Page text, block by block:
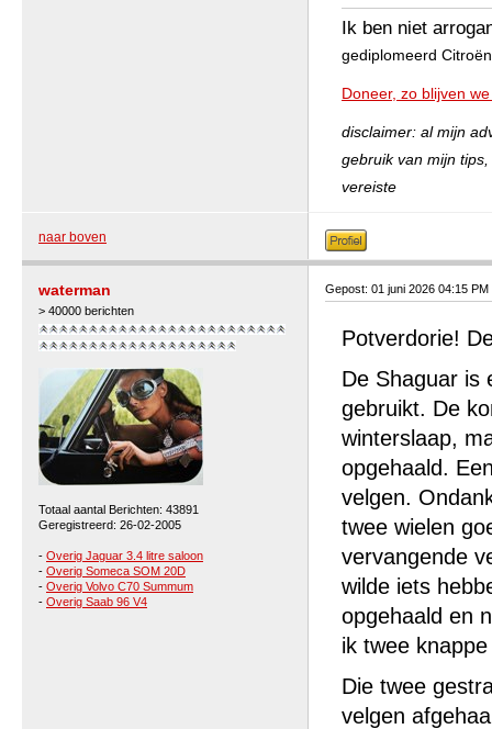
Ik ben niet
gediplomeerd
Doneer, zo blijven
disclaimer: al mijn
gebruik van mijn
vereiste
naar boven
waterman
> 40000 berichten
Totaal aantal Berichten: 43891
Geregistreerd: 26-02-2005
- Overig Jaguar 3.4 litre saloon
- Overig Someca SOM 20D
- Overig Volvo C70 Summum
- Overig Saab 96 V4
Gepost: 01 juni 2026 04:15 PM
Potverdorie!
De Shaguar is
gebruikt. De
winterslaap,
opgehaald.
velgen.
twee wielen
vervangende
wilde iets
opgehaald en
ik twee
Die twee
velgen